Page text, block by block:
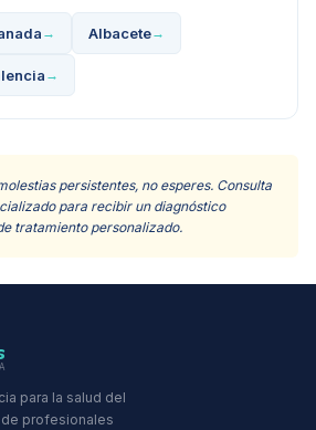
→ Albacete→
→
persistentes, no esperes. Consulta
para recibir un diagnóstico
tratamiento personalizado.
para la salud del
de profesionales